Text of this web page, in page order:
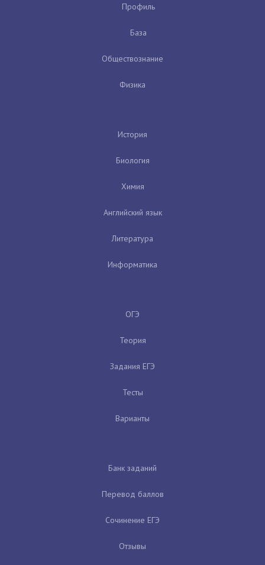
Профиль
База
Обществознание
Физика
История
Биология
Химия
Английский язык
Литература
Информатика
ОГЭ
Теория
Задания ЕГЭ
Тесты
Варианты
Банк заданий
Перевод баллов
Сочинение ЕГЭ
Отзывы